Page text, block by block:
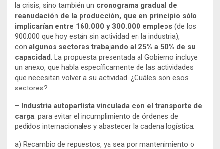
la crisis, sino también un cronograma gradual de
reanudación de la producción, que en principio sólo
implicarían entre 160.000 y 300.000 empleos (de los
900.000 que hoy están sin actividad en la industria),
con algunos sectores trabajando al 25% a 50% de su
capacidad. La propuesta presentada al Gobierno incluye
un anexo, que habla específicamente de las actividades
que necesitan volver a su actividad. ¿Cuáles son esos
sectores?
– Industria autopartista vinculada con el transporte de
carga: para evitar el incumplimiento de órdenes de
pedidos internacionales y abastecer la cadena logística:
a) Recambio de repuestos, ya sea por mantenimiento o